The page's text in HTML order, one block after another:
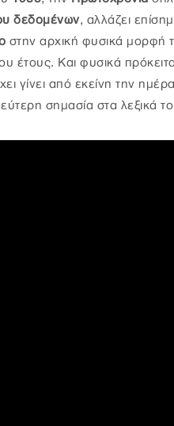
δεδομένων, αλλάζει
στην αρχική φυσικά μορφή
έτους. Και φυσικά
γίνει από εκείνη την
σημασία στα λεξικά